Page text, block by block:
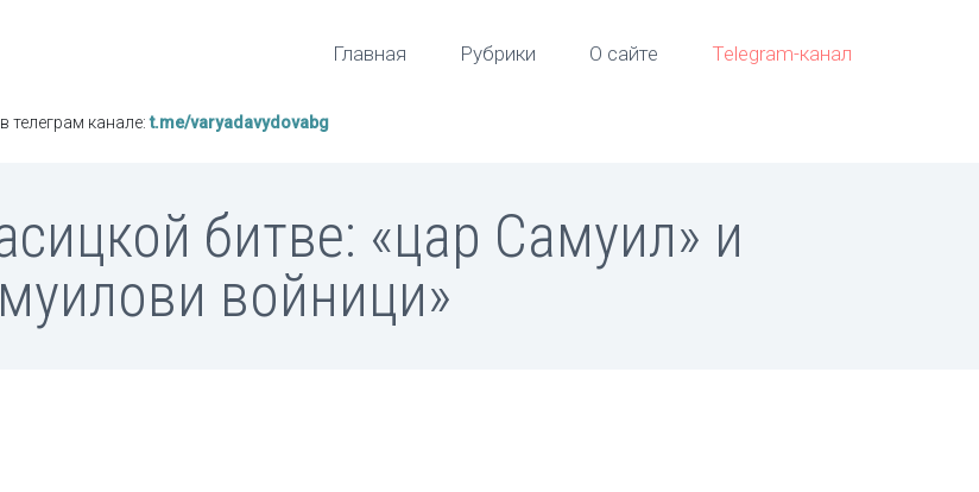
Главная Рубрики О сайте Telegram-канал
телеграм канале:t.me/varyadavydovabg
битве: «цар Самуил» и
войници»